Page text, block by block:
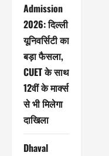
Admission
2026: दिल्ली
यूनिवर्सिटी का
बड़ा फैसला,
CUET के साथ
12वीं के मार्क्स
से भी मिलेगा
दाखिला
Dhaval